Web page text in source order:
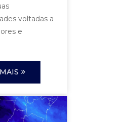
voltadas a
e